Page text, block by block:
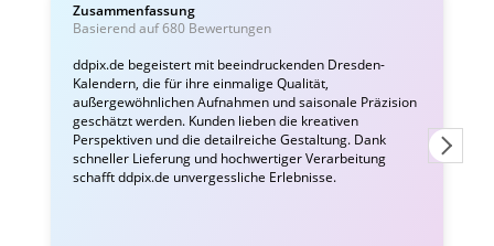
Zusammenfassung
Basierend auf 680 Bewertungen
ddpix.de begeistert mit beeindruckenden Dresden-
Kalendern, die für ihre einmalige Qualität,
außergewöhnlichen Aufnahmen und saisonale Präzision
geschätzt werden. Kunden lieben die kreativen
Perspektiven und die detailreiche Gestaltung. Dank
schneller Lieferung und hochwertiger Verarbeitung
schafft ddpix.de unvergessliche Erlebnisse.